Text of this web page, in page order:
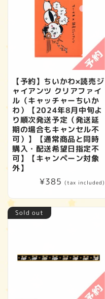
【予約】ちいかわ×読売ジ
ャイアンツ クリアファイ
ル（キャッチャーちいか
わ）【2024年8月中旬よ
り順次発送予定（発送延
期の場合もキャンセル不
可）】【通常商品と同時
購入・配送希望日指定不
可】【キャンペーン対象
外】
Regular
¥385 (tax included)
Sold out